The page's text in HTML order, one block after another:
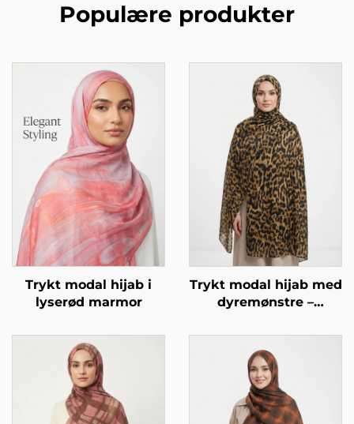
Populære produkter
Trykt modal hijab i
lyserød marmor
Trykt modal hijab med
dyremønstre –